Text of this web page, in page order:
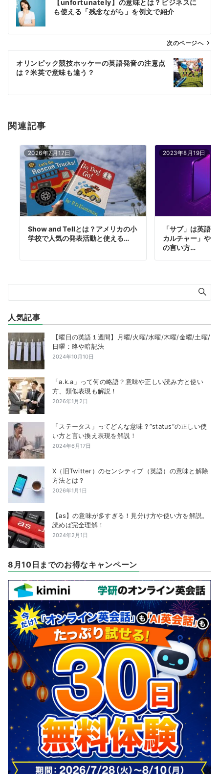
ン
【unfortunately】の意味とは？ビジネスに
も使える「残念ながら」を例文で紹介
次のページへ
オリンピック競技ホッケーの英語発音の注意点
は？米英で意味も違う？
関連記事
2026年7月17日
Show and Tellとは？アメリカの小
学校で人気の発表活動と使える…
2023年8月19日
「サブ」は英語
カルチャー」や
の言い方…
人気記事
【曜日の英語１週間】月曜/火曜/水曜/木曜/金曜/土曜/
日曜：略や暗記法
2024年10月10日
「a.k.a」って何の略語？意味や正しい読み方と使い
方、類似表現も解説！
2026年1月2日
「ステータス」ってどんな意味？”status”の正しい使
い方と言い換え表現を解説！
2024年6月17日
X（旧Twitter）のセンシティブ（英語）の意味と解除
方法とは？
2026年1月1日
【as】の意味が多すぎる！見分け方や使い方を解説。
読めば完全理解！
2024年2月1日
8月10日までのお得なキャンペーン